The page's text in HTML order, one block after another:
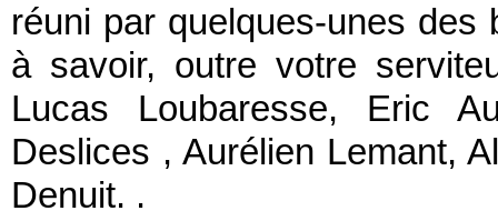
réuni par quelques-unes des
à savoir, outre votre
Lucas Loubaresse, Eric
Deslices , Aurélien Lemant,
Denuit. .